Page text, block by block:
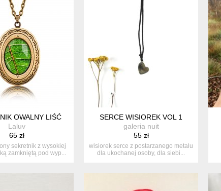
OWALNY LIŚĆ
Laluv
65 zł
sekretnik z wysokiej
zamkniętą pod wyp...
SERCE WISIOREK VOL 1
galeria nuit
55 zł
wisiorek serce z postarzanego metalu
dla ukochanej osoby, dla siebi...